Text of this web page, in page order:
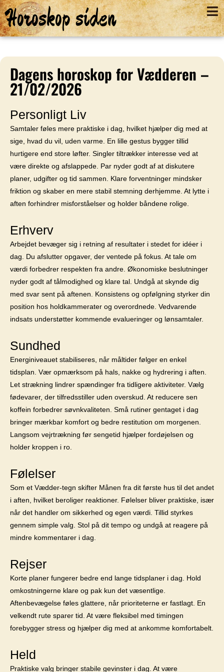
Horoskop siden
Dagens horoskop for Vædderen –
21/02/2026
Personligt Liv
Samtaler føles mere praktiske i dag, hvilket hjælper dig med at
sige, hvad du vil, uden varme. En lille gestus bygger tillid
hurtigere end store løfter. Singler tiltrækker interesse ved at
være direkte og afslappede. Par nyder godt af at diskutere
planer, udgifter og tid sammen. Klare forventninger mindsker
friktion og skaber en mere stabil stemning derhjemme. At lytte i
aften forhindrer misforståelser og holder båndene rolige.
Erhverv
Arbejdet bevæger sig i retning af resultater i stedet for idéer i
dag. Du afslutter opgaver, der ventede på fokus. At tale om
værdi forbedrer respekten fra andre. Økonomiske beslutninger
nyder godt af tålmodighed og klare tal. Undgå at skynde dig
med svar sent på aftenen. Konsistens og opfølgning styrker din
position hos holdkammerater og overordnede. Vedvarende
indsats understøtter kommende evalueringer og lønsamtaler.
Sundhed
Energiniveauet stabiliseres, når måltider følger en enkel
tidsplan. Vær opmærksom på hals, nakke og hydrering i aften.
Let strækning lindrer spændinger fra tidligere aktiviteter. Vælg
fødevarer, der tilfredsstiller uden overskud. At reducere sen
koffein forbedrer søvnkvaliteten. Små rutiner gentaget i dag
bringer mærkbar komfort og bedre restitution om morgenen.
Langsom vejrtrækning før sengetid hjælper fordøjelsen og
holder kroppen i ro.
Følelser
Som et Vædder-tegn skifter Månen fra dit første hus til det andet
i aften, hvilket beroliger reaktioner. Følelser bliver praktiske, især
når det handler om sikkerhed og egen værdi. Tillid styrkes
gennem simple valg. Stol på dit tempo og undgå at reagere på
mindre kommentarer i dag.
Rejser
Korte planer fungerer bedre end lange tidsplaner i dag. Hold
omkostningerne klare og pak kun det væsentlige.
Aftenbevægelse føles glattere, når prioriteterne er fastlagt. En
velkendt rute sparer tid. At være fleksibel med timingen
forebygger stress og hjælper dig med at ankomme komfortabelt.
Held
Praktiske valg bringer stabile gevinster i dag. At være